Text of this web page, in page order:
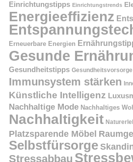
Einrichtungstipps Einrichtungstrends
Energieeffizienz
Erneuerbare Energien
Gesunde
Gesundheitstipps Gesundheitsvorsorge
Immunsystem stärken
Künstliche Intelligenz
Nachhaltige Mode Nachhaltiges
Nachhaltigkeit
Platzsparende Möbel
Selbstfürsorge
Stressabbau